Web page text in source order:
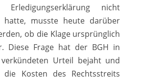
Erledigungserklärung nicht
hatte, musste heute darüber
ob die Klage ursprünglich
Diese Frage hat der BGH in
Urteil bejaht und
die Kosten des Rechtsstreits